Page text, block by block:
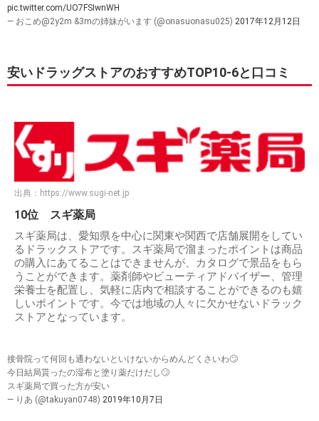
pic.twitter.com/UO7FSIwnWH
— おこめ@2y2m &3mの姉妹がいます (@onasuonasu025) 2017年12月12日
安いドラッグストアのおすすめTOP10-6と口コミ
出典： https://www.sugi-net.jp
10位 スギ薬局
スギ薬局は、愛知県を中心に関東や関西で店舗展開をしてい
るドラックストアです。スギ薬局で溜まったポイントは商品
の購入にあてることはできませんが、カタログで景品をもら
うことができます。薬剤師やビューティアドバイザー、管理
栄養士を配置し、気軽に店内で相談することができるのも嬉
しいポイントです。今では地域の人々に欠かせないドラック
ストアとなっています。
接骨院って何回も通わないといけないからめんどくさいわ🙄
今日結局貰ったの湿布と塗り薬だけだし🙄
スギ薬局で買った方が安い
— りあ (@takuyan0748) 2019年10月7日